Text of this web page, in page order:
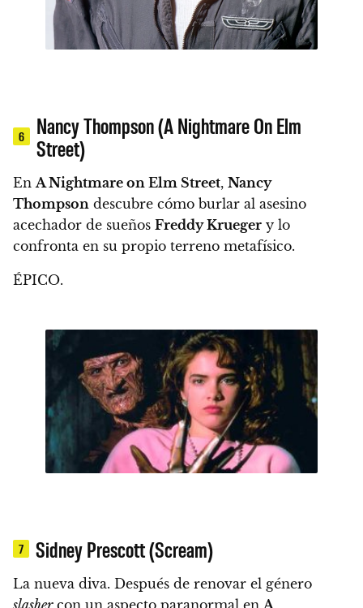
6
Nancy Thompson (A Nightmare On Elm
Street)
En A Nightmare on Elm Street, Nancy
Thompson descubre cómo burlar al asesino
acechador de sueños Freddy Krueger y lo
confronta en su propio terreno metafísico.
ÉPICO.
7 Sidney Prescott (Scream)
La nueva diva. Después de renovar el género
slashercon un aspecto paranormal en A